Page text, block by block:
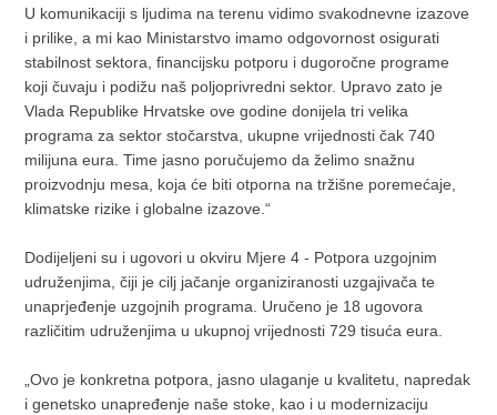
U komunikaciji s ljudima na terenu vidimo svakodnevne izazove
i prilike, a mi kao Ministarstvo imamo odgovornost osigurati
stabilnost sektora, financijsku potporu i dugoročne programe
koji čuvaju i podižu naš poljoprivredni sektor. Upravo zato je
Vlada Republike Hrvatske ove godine donijela tri velika
programa za sektor stočarstva, ukupne vrijednosti čak 740
milijuna eura. Time jasno poručujemo da želimo snažnu
proizvodnju mesa, koja će biti otporna na tržišne poremećaje,
klimatske rizike i globalne izazove.“
Dodijeljeni su i ugovori u okviru Mjere 4 - Potpora uzgojnim
udruženjima, čiji je cilj jačanje organiziranosti uzgajivača te
unaprjeđenje uzgojnih programa. Uručeno je 18 ugovora
različitim udruženjima u ukupnoj vrijednosti 729 tisuća eura.
„Ovo je konkretna potpora, jasno ulaganje u kvalitetu, napredak
i genetsko unapređenje naše stoke, kao i u modernizaciju